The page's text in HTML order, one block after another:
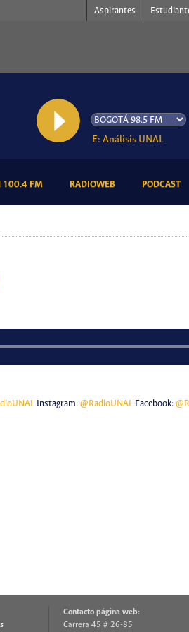
Aspirantes
AL AIRE: Análisis UNAL
100.4 FM(CURRENT)RADIOWEB(CURRENT)PODCAST
Instagram: @RadioUNALFacebook:
Contacto página web:
Carrera 45 # 26-85